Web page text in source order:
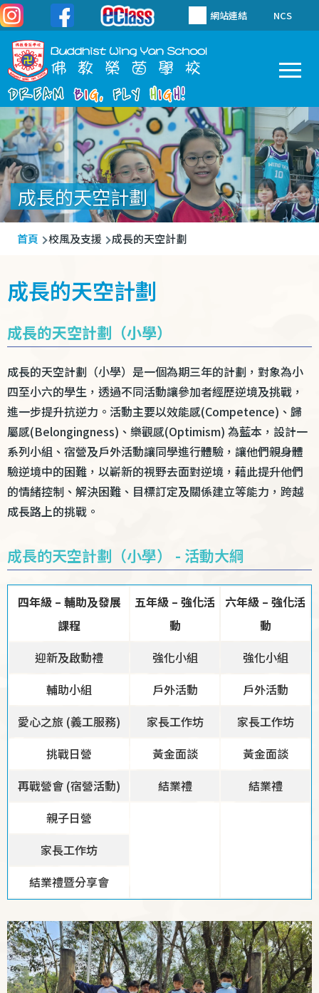
移至主內容 網站連結 NCS
Main
navigation
成長的天空計劃
導
連
結
首頁 校風及支援 成長的天空計劃
成長的天空計劃
成長的天空計劃（小學）
成長的天空計劃（小學）是一個為期三年的計劃，對象為小
四至小六的學生，透過不同活動讓參加者經歷逆境及挑戰，
進一步提升抗逆力。活動主要以效能感(Competence)、歸
屬感(Belongingness)、樂觀感(Optimism) 為藍本，設計一
系列小組、宿營及戶外活動讓同學進行體驗，讓他們親身體
驗逆境中的困難，以嶄新的視野去面對逆境，藉此提升他們
的情緒控制、解決困難、目標訂定及關係建立等能力，跨越
成長路上的挑戰。
成長的天空計劃（小學） - 活動大綱
四年級 – 輔助及發展
課程
五年級 – 強化活
動
六年級 – 強化活
動
迎新及啟動禮
強化小組
強化小組
輔助小組
戶外活動
戶外活動
愛心之旅 (義工服務)
家長工作坊
家長工作坊
挑戰日營
黃金面談
黃金面談
再戰營會 (宿營活動)
結業禮
結業禮
親子日營
家長工作坊
結業禮暨分享會